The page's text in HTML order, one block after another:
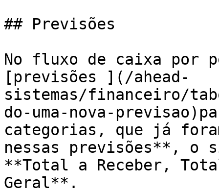
## Previsões
No fluxo de caixa por
[previsões ](/ahead-
sistemas/financeiro/
do-uma-nova-
categorias, que já
nessas previsões**, o
**Total a Receber,
Geral**.